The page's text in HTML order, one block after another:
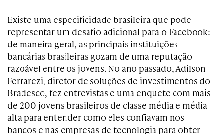
Existe uma especificidade brasileira que pode
representar um desafio adicional para o Facebook:
de maneira geral, as principais instituições
bancárias brasileiras gozam de uma reputação
razoável entre os jovens. No ano passado, Adilson
Ferrarezi, diretor de soluções de investimentos do
Bradesco, fez entrevistas e uma enquete com mais
de 200 jovens brasileiros de classe média e média
alta para entender como eles confiavam nos
bancos e nas empresas de tecnologia para obter